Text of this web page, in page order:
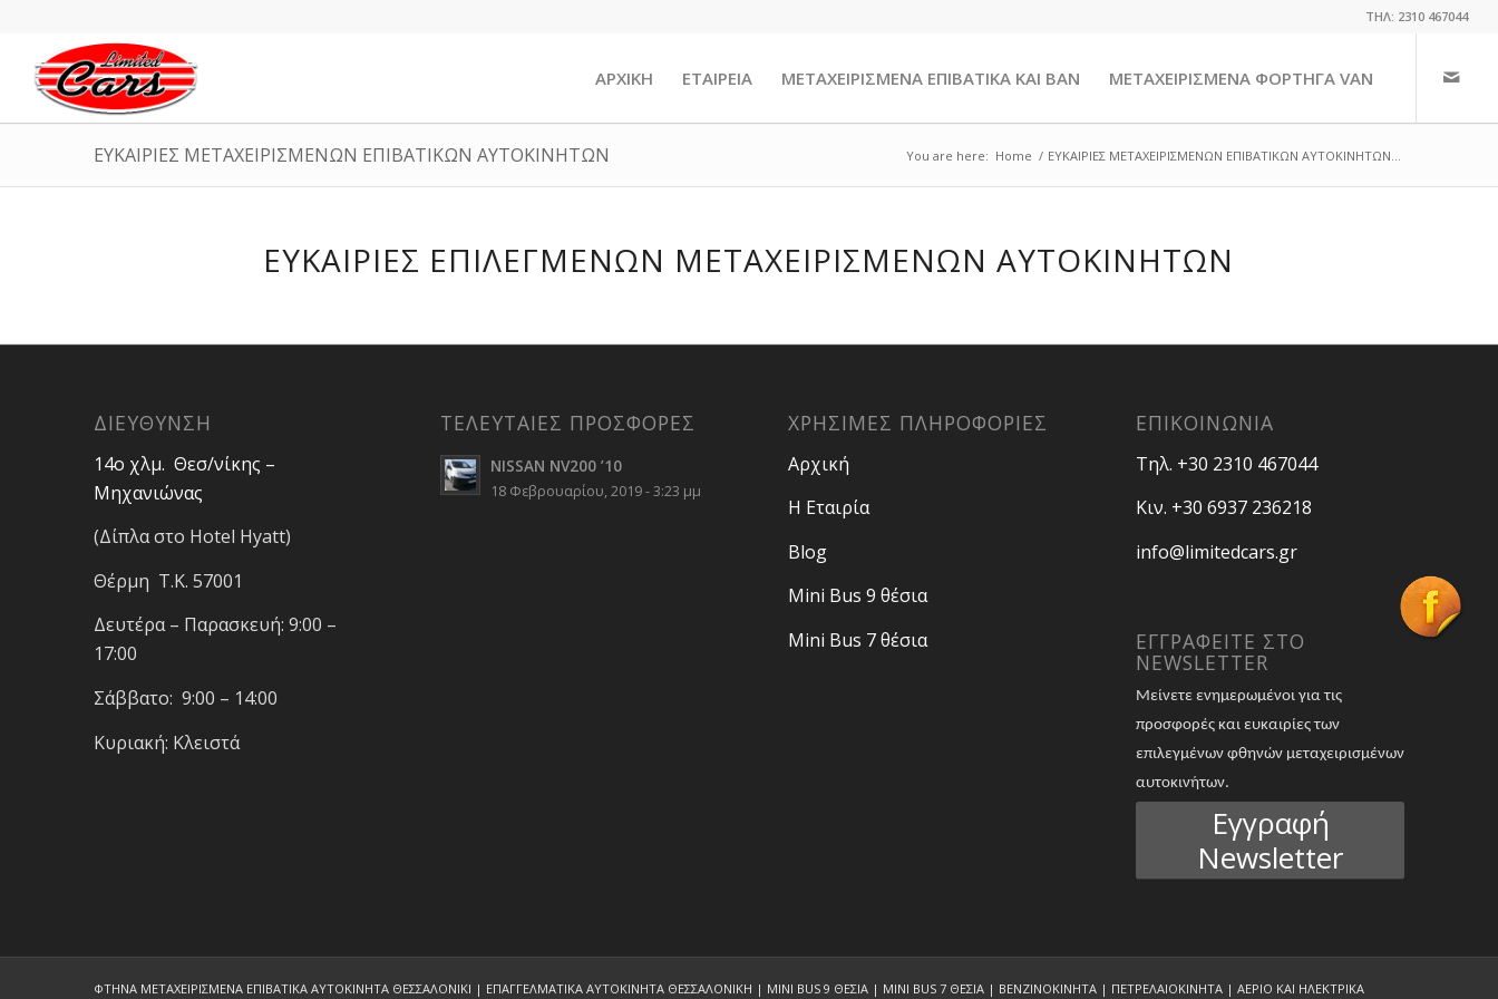
ΤΗΛ: 2310 467044
ΑΡΧΙΚΗ ΕΤΑΙΡΕΙΑ ΜΕΤΑΧΕΙΡΙΣΜΕΝΑ ΕΠΙΒΑΤΙΚΑ ΚΑΙ ΒΑΝ ΜΕΤΑΧΕΙΡΙΣΜΕΝΑ ΦΟΡΤΗΓΑ VAN
ΕΥΚΑΙΡΙΕΣ ΜΕΤΑΧΕΙΡΙΣΜΕΝΩΝ ΕΠΙΒΑΤΙΚΩΝ ΑΥΤΟΚΙΝΗΤΩΝ You are here: Home / ΕΥΚΑΙΡΙΕΣ ΜΕΤΑΧΕΙΡΙΣΜΕΝΩΝ ΕΠΙΒΑΤΙΚΩΝ ΑΥΤΟΚΙΝΗΤΩΝ...
ΕΥΚΑΙΡΙΕΣ ΕΠΙΛΕΓΜΕΝΩΝ ΜΕΤΑΧΕΙΡΙΣΜΕΝΩΝ ΑΥΤΟΚΙΝΗΤΩΝ
ΔΙΕΥΘΥΝΣΗ
14ο χλμ. Θεσ/νίκης –
Μηχανιώνας
(Δίπλα στο Hotel Hyatt)
Θέρμη T.K. 57001
Δευτέρα – Παρασκευή: 9:00 –
17:00
Σάββατο: 9:00 – 14:00
Κυριακή: Κλειστά
ΤΕΛΕΥΤΑΙΕΣ ΠΡΟΣΦΟΡΕΣ
NISSAN NV200 ’10
18 Φεβρουαρίου, 2019 - 3:23 μμ
ΧΡΗΣΙΜΕΣ ΠΛΗΡΟΦΟΡΙΕΣ
Αρχική
Η Εταιρία
Blog
Mini Bus 9 θέσια
Mini Bus 7 θέσια
ΕΠΙΚΟΙΝΩΝΙΑ
Τηλ. +30 2310 467044
Κιν. +30 6937 236218
info@limitedcars.gr
ΕΓΓΡΑΦΕΙΤΕ ΣΤΟ
NEWSLETTER
Μείνετε ενημερωμένοι για τις
προσφορές και ευκαιρίες των
επιλεγμένων φθηνών μεταχειρισμένων
αυτοκινήτων.
Εγγραφή
Newsletter
ΦΤΗΝΑ ΜΕΤΑΧΕΙΡΙΣΜΕΝΑ ΕΠΙΒΑΤΙΚΑ ΑΥΤΟΚΙΝΗΤΑ ΘΕΣΣΑΛΟΝΙΚΙ | ΕΠΑΓΓΕΛΜΑΤΙΚΑ ΑΥΤΟΚΙΝΗΤΑ ΘΕΣΣΑΛΟΝΙΚΗ | MINI BUS 9 ΘΕΣΙΑ | MINI BUS 7 ΘΕΣΙΑ | ΒΕΝΖΙΝΟΚΙΝΗΤΑ | ΠΕΤΡΕΛΑΙΟΚΙΝΗΤΑ | ΑΕΡΙΟ ΚΑΙ ΗΛΕΚΤΡΙΚΑ